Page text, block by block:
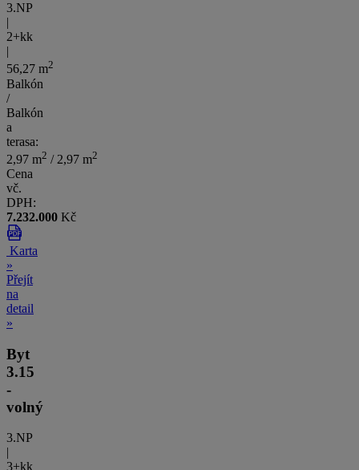
3.NP
|
2+kk
|
56,27 m2
Balkón
/
Balkón
a
terasa:
2,97 m2 / 2,97 m2
Cena
vč.
DPH:
7.232.000 Kč
Karta
»
Přejít
na
detail
»
Byt
3.15
-
volný
3.NP
|
3+kk